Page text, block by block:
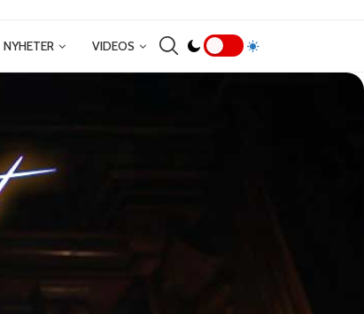
NYHETER VIDEOS